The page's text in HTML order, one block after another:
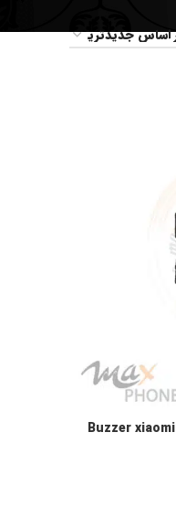
بازر بلندگو شیائومی 13 تی | 13 تی پرو | Buzzer xiaomi